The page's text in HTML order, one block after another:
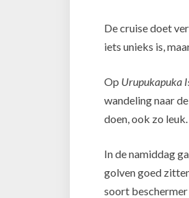
De cruise doet
iets unieks is,
Op Urupukapuka
wandeling naar
doen, ook zo leuk.
In de namiddag
golven goed
soort beschermer